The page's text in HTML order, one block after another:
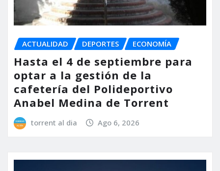
ACTUALIDAD DEPORTES ECONOMÍA
Hasta el 4 de septiembre para
optar a la gestión de la
cafetería del Polideportivo
Anabel Medina de Torrent
torrent al dia Ago 6, 2026